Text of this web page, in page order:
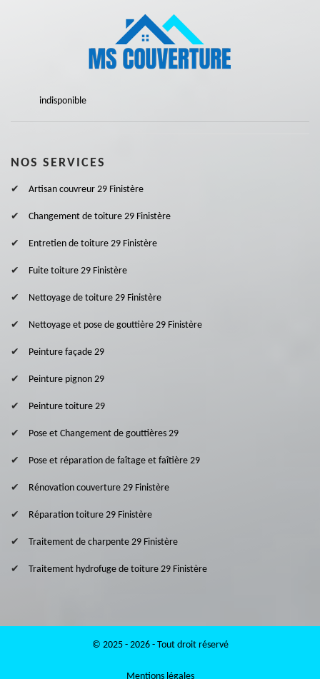
indisponible
NOS SERVICES
Artisan couvreur 29 Finistère
Changement de toiture 29 Finistère
Entretien de toiture 29 Finistère
Fuite toiture 29 Finistère
Nettoyage de toiture 29 Finistère
Nettoyage et pose de gouttière 29 Finistère
Peinture façade 29
Peinture pignon 29
Peinture toiture 29
Pose et Changement de gouttières 29
Pose et réparation de faîtage et faîtière 29
Rénovation couverture 29 Finistère
Réparation toiture 29 Finistère
Traitement de charpente 29 Finistère
Traitement hydrofuge de toiture 29 Finistère
© 2025 - 2026 - Tout droit réservé
Mentions légales